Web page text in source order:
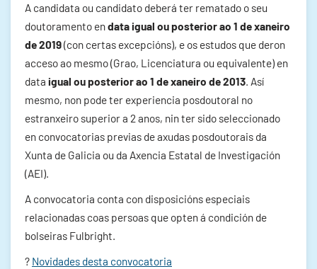
A candidata ou candidato deberá ter rematado o seu
doutoramento endata igual ou posterior ao 1 de xaneiro
de 2019(con certas excepcións), e os estudos que deron
acceso ao mesmo (Grao, Licenciatura ou equivalente) en
data igual ou posterior ao 1 de xaneiro de 2013. Así
mesmo, non pode ter experiencia posdoutoral no
estranxeiro superior a 2 anos, nin ter sido seleccionado
en convocatorias previas de axudas posdoutorais da
Xunta de Galicia ou da Axencia Estatal de Investigación
(AEI).
A convocatoria conta con disposicións especiais
relacionadas coas persoas que opten á condición de
bolseiras Fulbright.
? Novidades desta convocatoria